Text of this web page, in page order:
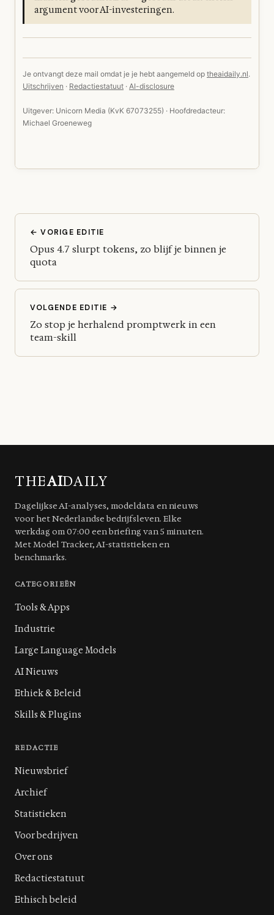
argument voor AI-investeringen.
Je ontvangt deze mail omdat je je hebt aangemeld op theaidaily.nl.
Uitschrijven · Redactiestatuut · AI-disclosure
Uitgever: Unicorn Media (KvK 67073255) · Hoofdredacteur:
Michael Groeneweg
← VORIGE EDITIE
Opus 4.7 slurpt tokens, zo blijf je binnen je
quota
VOLGENDE EDITIE →
Zo stop je herhalend promptwerk in een
team-skill
THEAIDAILY
Dagelijkse AI-analyses, modeldata en nieuws
voor het Nederlandse bedrijfsleven. Elke
werkdag om 07:00 een briefing van 5 minuten.
Met Model Tracker, AI-statistieken en
benchmarks.
CATEGORIEËN
Tools & Apps
Industrie
Large Language Models
AI Nieuws
Ethiek & Beleid
Skills & Plugins
REDACTIE
Nieuwsbrief
Archief
Statistieken
Voor bedrijven
Over ons
Redactiestatuut
Ethisch beleid